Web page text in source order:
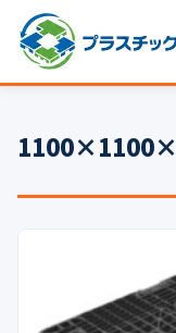
パレットサイズ
プラパレット
中古パレット